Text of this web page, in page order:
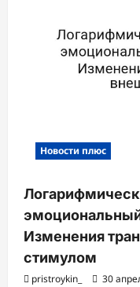
Новости плюс
Изменения
стимулом
pristroykin_ 30